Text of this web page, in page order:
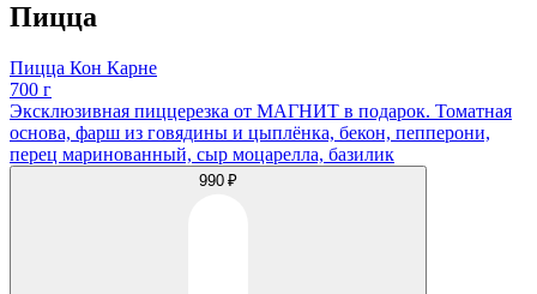
Пицца
Пицца Кон Карне
700 г
Эксклюзивная пиццерезка от МАГНИТ в подарок. Томатная
основа, фарш из говядины и цыплёнка, бекон, пепперони,
перец маринованный, сыр моцарелла, базилик
990 ₽